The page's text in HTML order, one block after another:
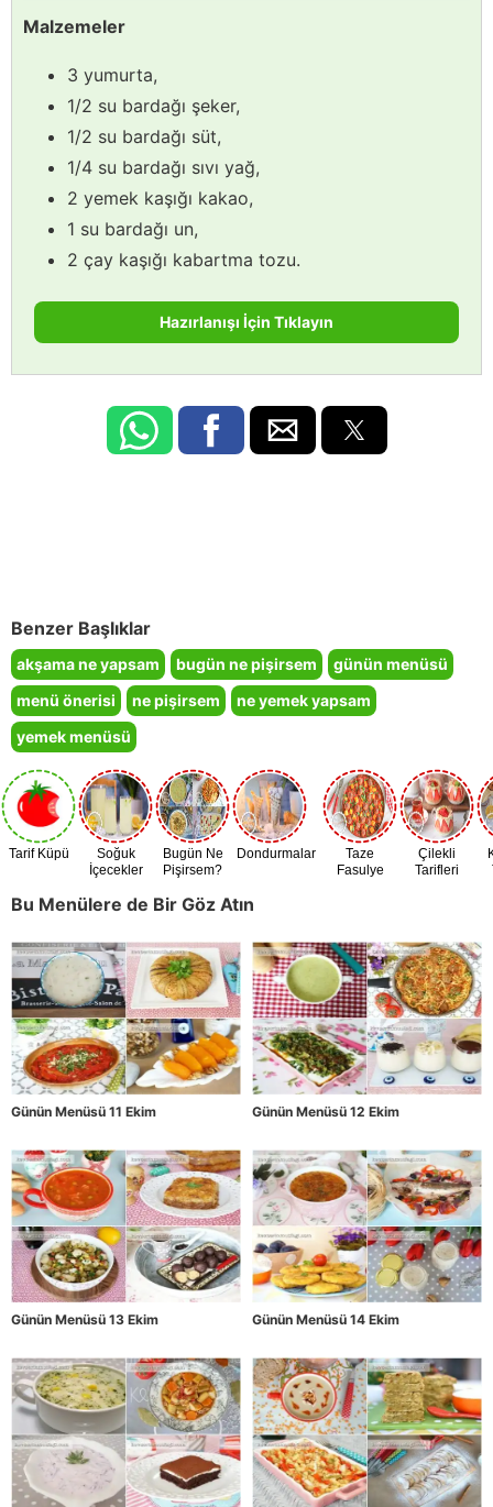
Malzemeler
3 yumurta,
1/2 su bardağı şeker,
1/2 su bardağı süt,
1/4 su bardağı sıvı yağ,
2 yemek kaşığı kakao,
1 su bardağı un,
2 çay kaşığı kabartma tozu.
Hazırlanışı İçin Tıklayın
Benzer Başlıklar
akşama ne yapsam bugün ne pişirsem
günün menüsü
menü önerisi
ne pişirsem
ne yemek yapsam
yemek menüsü
Tarif Küpü
Soğuk
İçecekler
Bugün Ne
Pişirsem?
Dondurmalar
Taze
Fasulye
Çilekli
Tarifleri
Bu Menülere de Bir Göz Atın
Günün Menüsü 11 Ekim Günün Menüsü 12 Ekim
Günün Menüsü 13 Ekim Günün Menüsü 14 Ekim